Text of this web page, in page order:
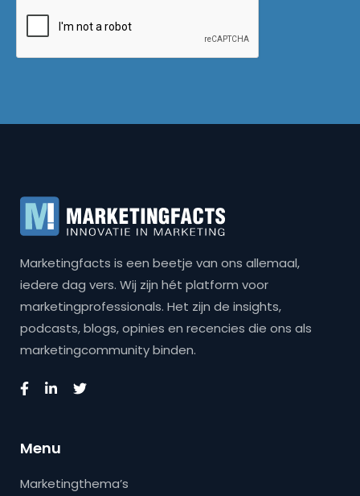
Marketingfacts is een beetje van ons allemaal,
iedere dag vers. Wij zijn hét platform voor
marketingprofessionals. Het zijn de insights,
podcasts, blogs, opinies en recencies die ons als
marketingcommunity binden.
Menu
Marketingthema’s